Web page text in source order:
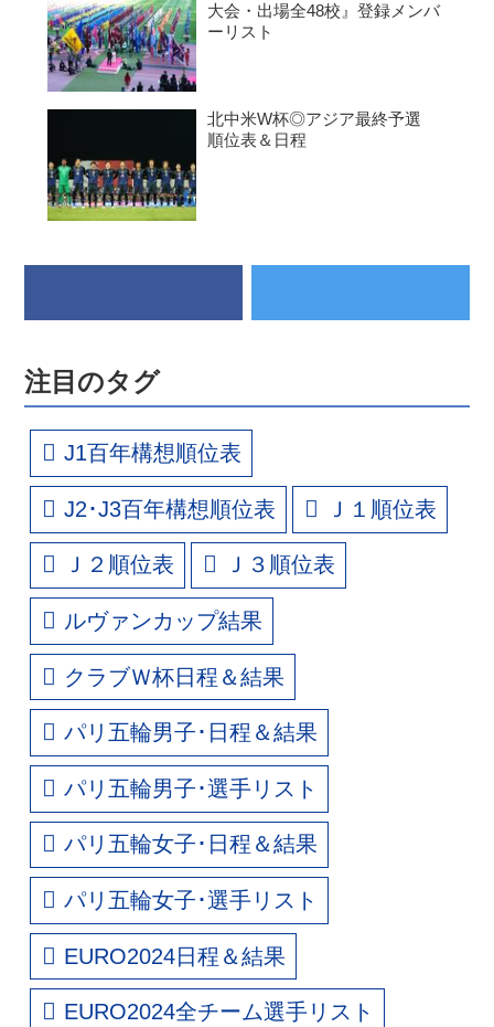
大会・出場全48校』登録メンバ
ーリスト
北中米W杯◎アジア最終予選
順位表＆日程
注目のタグ
J1百年構想順位表
J2･J3百年構想順位表 Ｊ１順位表
Ｊ２順位表 Ｊ３順位表
ルヴァンカップ結果
クラブＷ杯日程＆結果
パリ五輪男子･日程＆結果
パリ五輪男子･選手リスト
パリ五輪女子･日程＆結果
パリ五輪女子･選手リスト
EURO2024日程＆結果
EURO2024全チーム選手リスト